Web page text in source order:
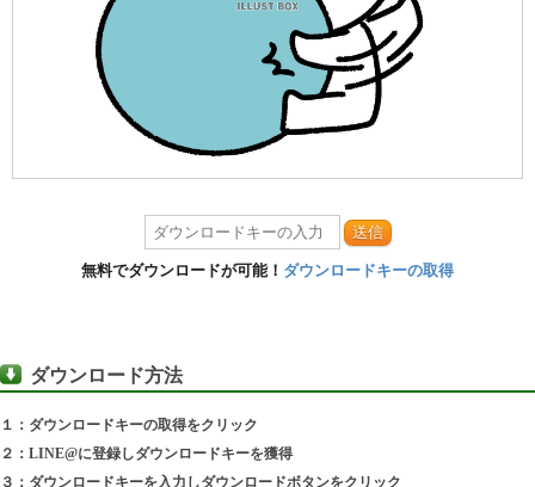
送信
無料でダウンロードが可能！ ダウンロードキーの取得
ダウンロード方法
１：ダウンロードキーの取得をクリック
２：LINE@に登録しダウンロードキーを獲得
３：ダウンロードキーを入力しダウンロードボタンをクリック